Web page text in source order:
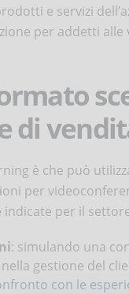
e servizi
per addetti
di
è che può
per
per il
: simulando una
gestione del
con le